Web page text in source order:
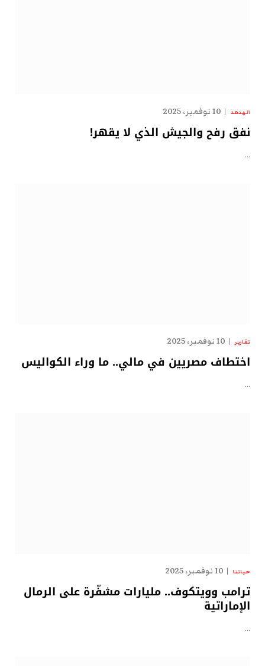
الهدهد 10 نوفمبر، 2025
نفق رفح والجيش الذي لا يقهر!
…
تقارير 10 نوفمبر، 2025
اختطاف مصريين في مالي.. ما وراء الكواليس
…
حياتنا 10 نوفمبر، 2025
ترامب وويتكوف.. مليارات مشفّرة على الرمال
الإماراتية
…